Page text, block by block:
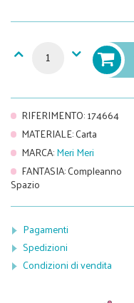
RIFERIMENTO:174664
MATERIALE:Carta
MARCA:Meri Meri
FANTASIA:Compleanno
Spazio
Pagamenti
Spedizioni
Condizioni di vendita